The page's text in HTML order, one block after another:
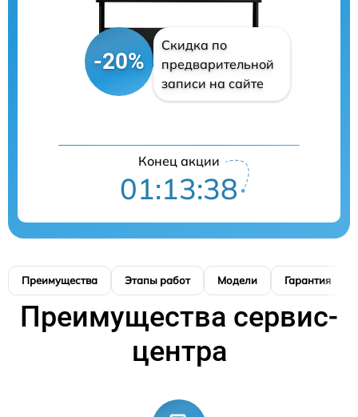
-20%
Скидка по
предварительной
записи на сайте
Конец акции
01:13:37
Преимущества Этапы работ Модели Гарантия
Преимущества сервис-
центра